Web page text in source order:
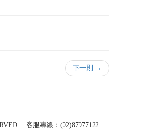
下一則 →
客服專線：(02)87977122